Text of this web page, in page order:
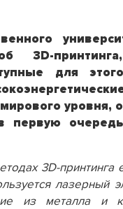
3D-
для
уровня,
очередь
3D-принтинга
лазерный
из металла и